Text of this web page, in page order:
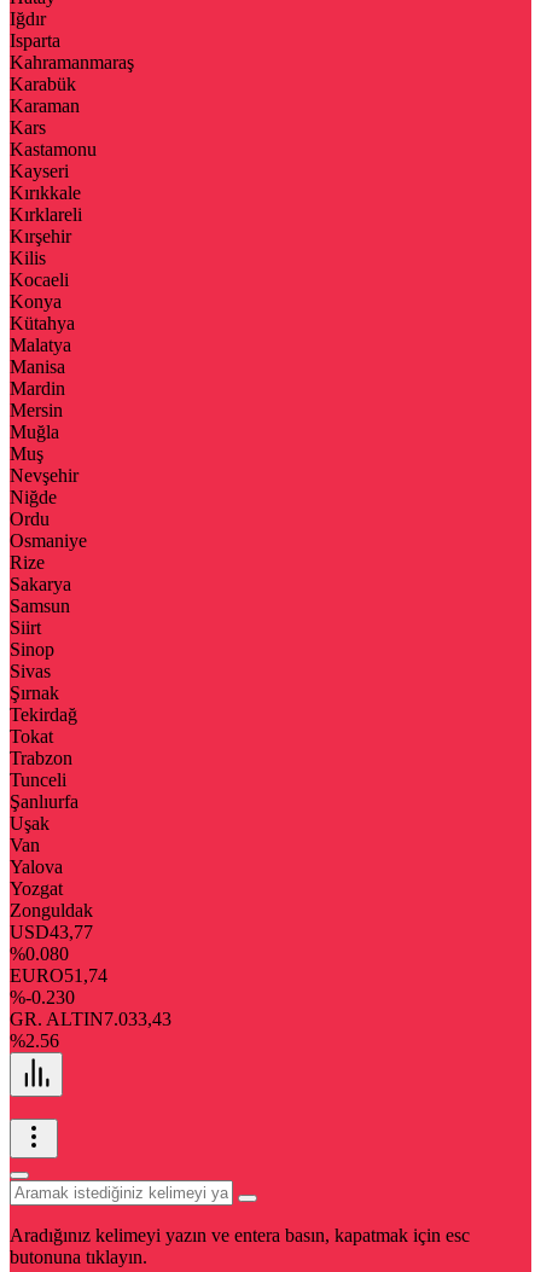
Iğdır
Isparta
Kahramanmaraş
Karabük
Karaman
Kars
Kastamonu
Kayseri
Kırıkkale
Kırklareli
Kırşehir
Kilis
Kocaeli
Konya
Kütahya
Malatya
Manisa
Mardin
Mersin
Muğla
Muş
Nevşehir
Niğde
Ordu
Osmaniye
Rize
Sakarya
Samsun
Siirt
Sinop
Sivas
Şırnak
Tekirdağ
Tokat
Trabzon
Tunceli
Şanlıurfa
Uşak
Van
Yalova
Yozgat
Zonguldak
USD43,77
%0.080
EURO51,74
%-0.230
GR. ALTIN7.033,43
%2.56
Aradığınız kelimeyi yazın ve entera basın, kapatmak için esc
butonuna tıklayın.